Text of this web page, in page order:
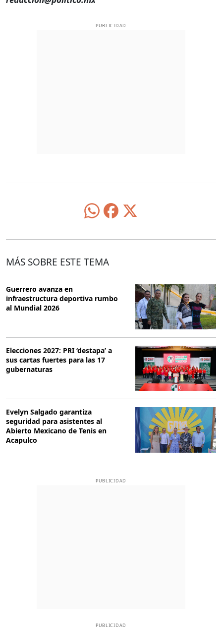
PUBLICIDAD
MÁS SOBRE ESTE TEMA
Guerrero avanza en
infraestructura deportiva rumbo
al Mundial 2026
Elecciones 2027: PRI ‘destapa’ a
sus cartas fuertes para las 17
gubernaturas
Evelyn Salgado garantiza
seguridad para asistentes al
Abierto Mexicano de Tenis en
Acapulco
PUBLICIDAD
PUBLICIDAD